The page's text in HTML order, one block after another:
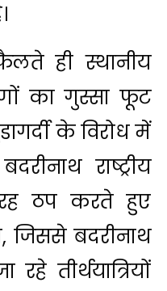
ही स्थानीय
का गुस्सा फूट
के विरोध में
राष्ट्रीय
ठप करते हुए
जिससे बदरीनाथ
तीर्थयात्रियों